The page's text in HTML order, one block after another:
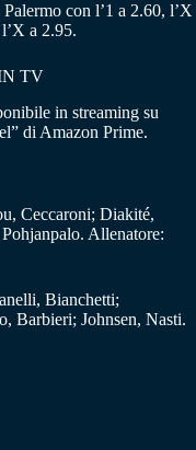
con l’1 a 2.60, l’X
a 2.95.
TV
in streaming su
di Amazon Prime.
Ceccaroni; Diakité,
Allenatore:
Bianchetti;
Barbieri; Johnsen, Nasti.